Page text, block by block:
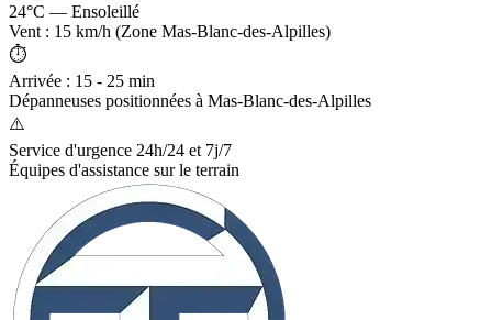
24°C — Ensoleillé
Vent : 15 km/h (Zone Mas-Blanc-des-Alpilles)
⏱️
Arrivée : 15 - 25 min
Dépanneuses positionnées à Mas-Blanc-des-Alpilles
⚠️
Service d'urgence 24h/24 et 7j/7
Équipes d'assistance sur le terrain